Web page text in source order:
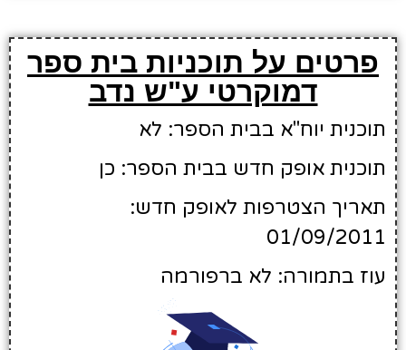
פרטים על תוכניות בית ספר
דמוקרטי ע"ש נדב
תוכנית יוח"א בבית הספר: לא
תוכנית אופק חדש בבית הספר: כן
תאריך הצטרפות לאופק חדש:
01/09/2011
עוז בתמורה: לא ברפורמה